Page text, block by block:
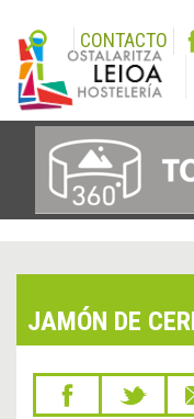
CONTACTO
JAMÓN DE